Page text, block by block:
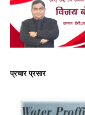
प्रचार प्रसार